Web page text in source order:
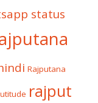
status
Rajputana
rajput